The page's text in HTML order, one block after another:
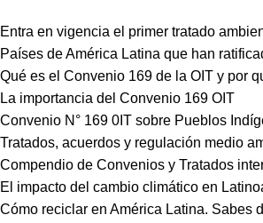
Entra en vigencia el primer tratado
Países de América Latina que han
Qué es el Convenio 169 de la OIT y por
La importancia del Convenio 169 OIT
Convenio N° 169 0IT sobre Pueblos
Tratados, acuerdos y regulación medio
Compendio de Convenios y Tratados
El impacto del cambio climático en
Cómo reciclar en América Latina. Sabes